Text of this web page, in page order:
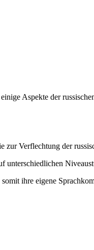
Aspekte der
Verflechtung der
unterschiedlichen
ihre eigene